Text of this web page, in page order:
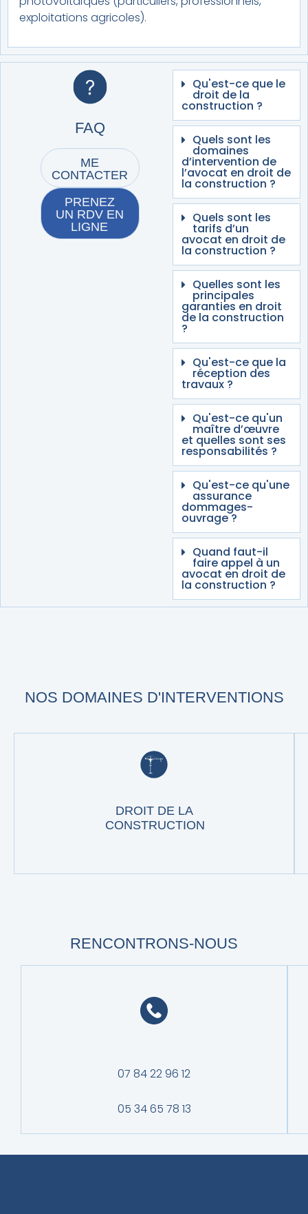
exploitations agricoles).
FAQ
ME
CONTACTER
PRENEZ
UN RDV EN
LIGNE
Qu'est-ce que le
droit de la
construction ?
Quels sont les
domaines
d’intervention de
l’avocat en droit de
la construction ?
Quels sont les
tarifs d’un
avocat en droit de
la construction ?
Quelles sont les
principales
garanties en droit
de la construction
?
Qu'est-ce que la
réception des
travaux ?
Qu'est-ce qu'un
maître d’œuvre
et quelles sont ses
responsabilités ?
Qu'est-ce qu'une
assurance
dommages-
ouvrage ?
Quand faut-il
faire appel à un
avocat en droit de
la construction ?
NOS DOMAINES D'INTERVENTIONS
DROIT DE LA
CONSTRUCTION
RENCONTRONS-NOUS
07 84 22 96 12
05 34 65 78 13